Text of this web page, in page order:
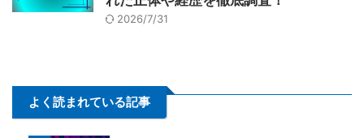
2026/7/31
よく読まれている記事